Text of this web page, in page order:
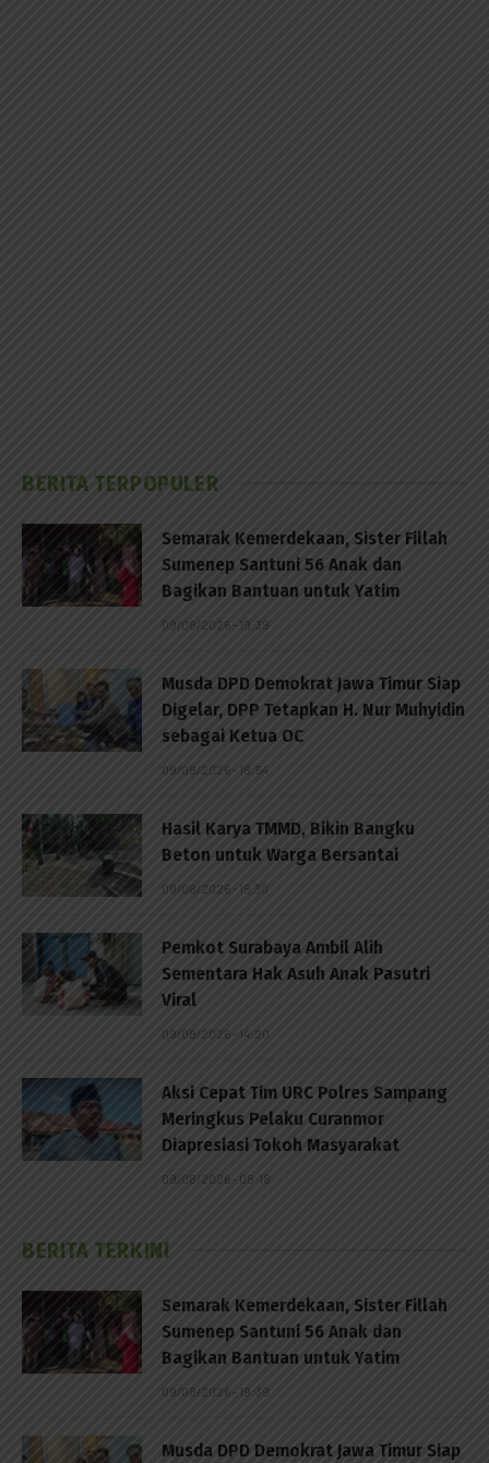
BERITA TERPOPULER
Semarak Kemerdekaan, Sister Fillah
Sumenep Santuni 56 Anak dan
Bagikan Bantuan untuk Yatim
09/08/2026 - 19:39
Musda DPD Demokrat Jawa Timur Siap
Digelar, DPP Tetapkan H. Nur Muhyidin
sebagai Ketua OC
09/08/2026 - 18:54
Hasil Karya TMMD, Bikin Bangku
Beton untuk Warga Bersantai
09/08/2026 - 15:30
Pemkot Surabaya Ambil Alih
Sementara Hak Asuh Anak Pasutri
Viral
09/08/2026 - 14:20
Aksi Cepat Tim URC Polres Sampang
Meringkus Pelaku Curanmor
Diapresiasi Tokoh Masyarakat
09/08/2026 - 08:18
BERITA TERKINI
Semarak Kemerdekaan, Sister Fillah
Sumenep Santuni 56 Anak dan
Bagikan Bantuan untuk Yatim
09/08/2026 - 19:39
Musda DPD Demokrat Jawa Timur Siap